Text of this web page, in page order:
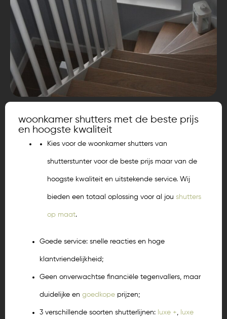
woonkamer shutters met de beste prijs
en hoogste kwaliteit
Kies voor de woonkamer shutters van
shutterstunter voor de beste prijs maar van de
hoogste kwaliteit en uitstekende service. Wij
bieden een totaal oplossing voor al jou shutters
op maat.
Goede service: snelle reacties en hoge
klantvriendelijkheid;
Geen onverwachtse financiële tegenvallers, maar
duidelijke en goedkope prijzen;
3 verschillende soorten shutterlijnen: luxe + luxe